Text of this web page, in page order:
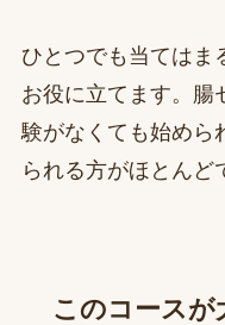
ひとつでも当てはま
お役に立てます。腸
験がなくても始めら
られる方がほとんど
このコースが